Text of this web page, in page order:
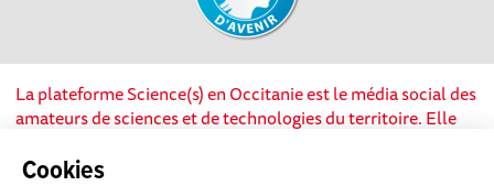
Cookies
La plateforme Science(s) en Occitanie est le média social des
amateurs de sciences et de technologies du territoire. Elle
soutien de nombreux acteurs locaux. Ce projet est cofinancé